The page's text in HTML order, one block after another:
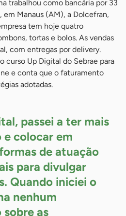
trabalhou como bancária por 33
em Manaus (AM), a Dolcefran,
tem hoje quatro
tortas e bolos. As vendas
com entregas por delivery.
curso Up Digital do Sebrae para
e conta que o faturamento
adotadas.
passei a ter mais
colocar em
de atuação
para divulgar
Quando iniciei o
nenhum
as